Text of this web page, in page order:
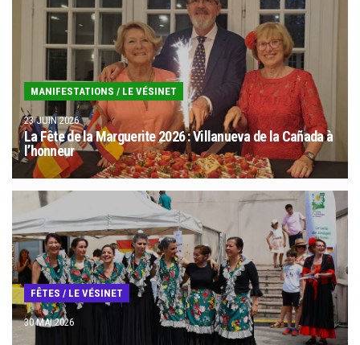
MANIFESTATIONS / LE VÉSINET
23 JUIN 2026
La Fête de la Marguerite 2026 : Villanueva de la Cañada à
l’honneur
FÊTES / LE VÉSINET
30 MAI 2026